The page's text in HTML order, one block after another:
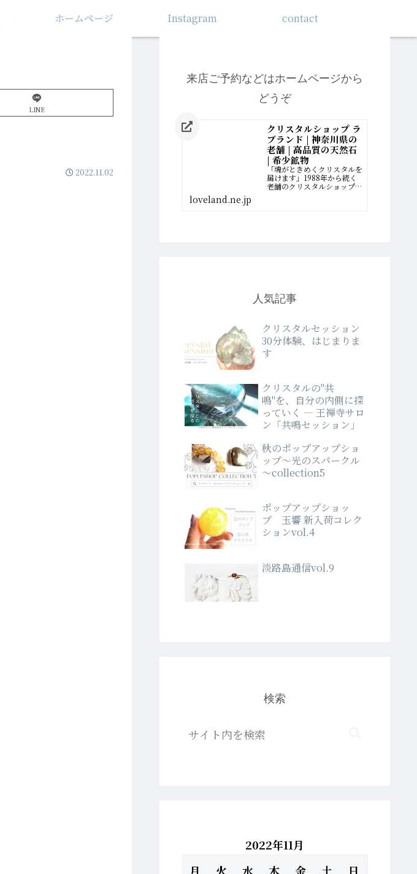
ホームぺージ Instagram contact
LINE
2022.11.02
来店ご予約などはホームページから
どうぞ
クリスタルショップ ラ
ブランド | 神奈川県の
老舗 | 高品質の天然石
| 希少鉱物
「魂がときめくクリスタルを
届けます」1988年から続く
老舗のクリスタルショップ。
loveland.ne.jp
人気記事
クリスタルセッション
30分体験、はじまりま
す
クリスタルの"共
鳴"を、自分の内側に探
っていく ― 王禅寺サロ
ン「共鳴セッション」
秋のポップアップショ
ップ～光のスパークル
～collection5
ポップアップショッ
プ 玉響 新入荷コレク
ションvol.4
淡路島通信vol.9
検索
2022年11月
月
火 水 木 金 土
日